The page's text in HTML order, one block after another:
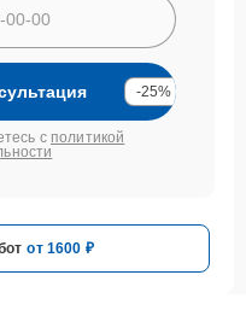
-25%
с политикой
от 1600 ₽